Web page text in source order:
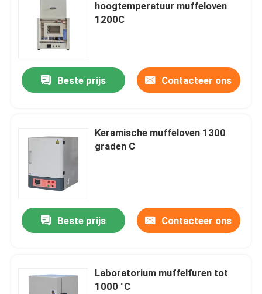
hoogtemperatuur muffeloven
1200C
Beste prijs Contacteer ons
Keramische muffeloven 1300
graden C
Beste prijs Contacteer ons
Laboratorium muffelfuren tot
1000 °C